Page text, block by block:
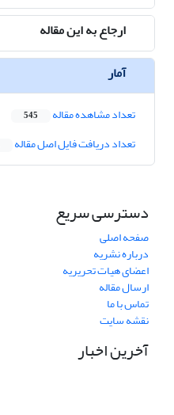
ارجاع به این مقاله
آمار
تعداد مشاهده مقاله 545
تعداد دریافت فایل اصل مقاله
دسترسی سریع
صفحه اصلی
درباره نشریه
اعضای هیات تحریریه
ارسال مقاله
تماس با ما
نقشه سایت
آخرین اخبار